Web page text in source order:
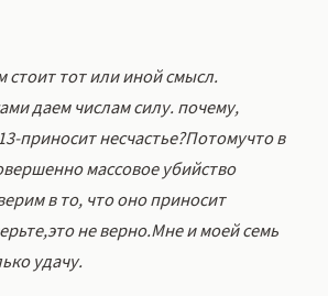
тот или иной смысл.
даем числам силу. почему,
приносит несчастье?Потомучто в
массовое убийство
в то, что оно приносит
не верно.Мне и моей семь
удачу.